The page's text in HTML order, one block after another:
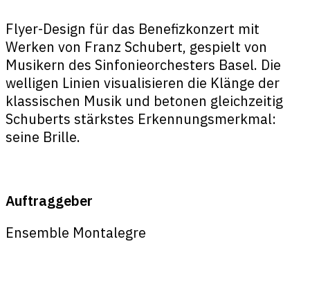
Flyer-Design für das Benefizkonzert mit
Werken von Franz Schubert, gespielt von
Musikern des Sinfonieorchesters Basel. Die
welligen Linien visualisieren die Klänge der
klassischen Musik und betonen gleichzeitig
Schuberts stärkstes Erkennungsmerkmal:
seine Brille.
Auftraggeber
Ensemble Montalegre